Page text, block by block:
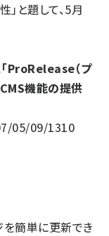
と題して、5月
ProRelease（プ
CMS機能の提供
05/09/1310
簡単に更新でき